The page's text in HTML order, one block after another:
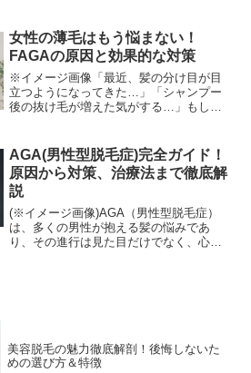
症）の治療分野は、今まさに破壊的な進
化を遂げています！こ...
女性の薄毛はもう悩まない！
FAGAの原因と効果的な対策
※イメージ画像「最近、髪の分け目が目
立つようになってきた…」「シャンプー
後の抜け毛が増えた気がする…」もしあ
脱毛症）**かもしれません。AGAは男性
特有のものだと思...
AGA(男性型脱毛症)完全ガイド！
原因から対策、治療法まで徹底解
説
(※イメージ画像)AGA（男性型脱毛症）
は、多くの男性が抱える髪の悩みであ
り、その進行は見た目だけでなく、心理
美容脱毛の魅力徹底解剖！後悔しないた
めの選び方＆特徴